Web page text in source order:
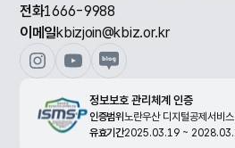
전화1666-9988
이메일kbizjoin@kbiz.or.kr
정보보호 관리체계 인증
인증범위노란우산 디지털공제서비스
유효기간2025.03.19 ~